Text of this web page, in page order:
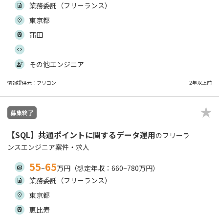
業務委託（フリーランス）
東京都
蒲田
その他エンジニア
情報提供元：フリコン 2年以上前
募集終了
【SQL】共通ポイントに関するデータ運用のフリーラ
ンスエンジニア案件・求人
55~65万円（想定年収：660~780万円）
業務委託（フリーランス）
東京都
恵比寿